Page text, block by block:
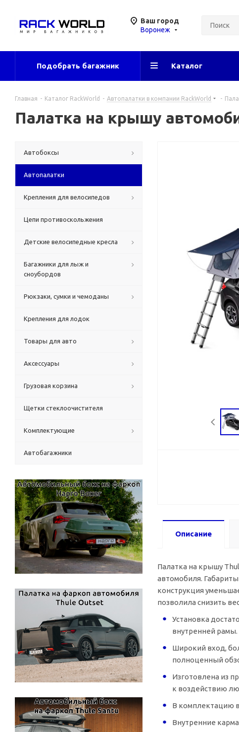
Ваш город
Воронеж
Подобрать багажник Каталог
Главная - Каталог RackWorld - Автопалатки в компании RackWorld -
Палатка на крышу
Описание
Палатка на крышу
автомобиля.
конструкция
позволила снизить
Установка
внутренней рамы.
Широкий вход,
полноценный
Изготовлена из
к воздействию
В комплектацию
Внутренние
Автобоксы
Автопалатки
Крепления для велосипедов
Цепи противоскольжения
Детские велосипедные кресла
Багажники для лыж и
сноубордов
Рюкзаки, сумки и чемоданы
Крепления для лодок
Товары для авто
Аксессуары
Грузовая корзина
Щетки стеклоочистителя
Комплектующие
Автобагажники